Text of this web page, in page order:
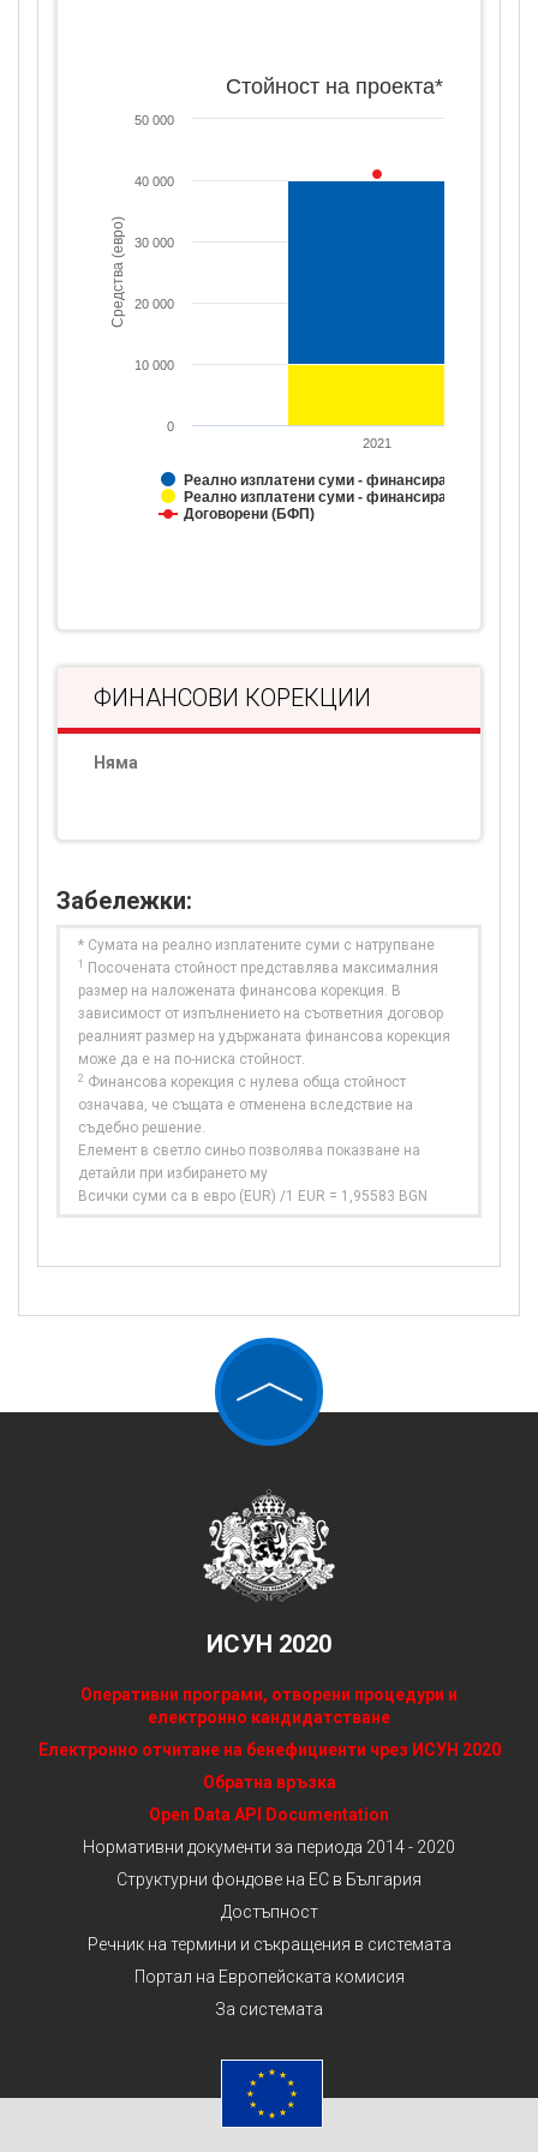
Средства (евро)
Стойност на проекта*
Реално изплатени суми - финансиране от ЕС
Реално изплатени суми - финансиране от НФ
Договорени (БФП)
2021
0
10 000
20 000
30 000
40 000
50 000
ФИНАНСОВИ КОРЕКЦИИ
Няма
Забележки:
* Сумата на реално изплатените суми с натрупване
1
Посочената стойност представлява максималния
размер на наложената финансова корекция. В
зависимост от изпълнението на съответния договор
реалният размер на удържаната финансова корекция
може да е на по-ниска стойност.
2 Финансова корекция с нулева обща стойност
означава, че същата е отменена вследствие на
съдебно решение.
Елемент в светло синьо позволява показване на
детайли при избирането му
Всички суми са в евро (EUR) /1 EUR = 1,95583 BGN
ИСУН 2020
Оперативни програми, отворени процедури и
електронно кандидатстване
Електронно отчитане на бенефициенти чрез ИСУН 2020
Обратна връзка
Open Data API Documentation
Нормативни документи за периода 2014 - 2020
Структурни фондове на ЕС в България
Достъпност
Речник на термини и съкращения в системата
Портал на Европейската комисия
За системата